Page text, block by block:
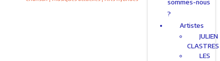
sommes-nous
?
Artistes
JULIEN
CLASTRES
LES